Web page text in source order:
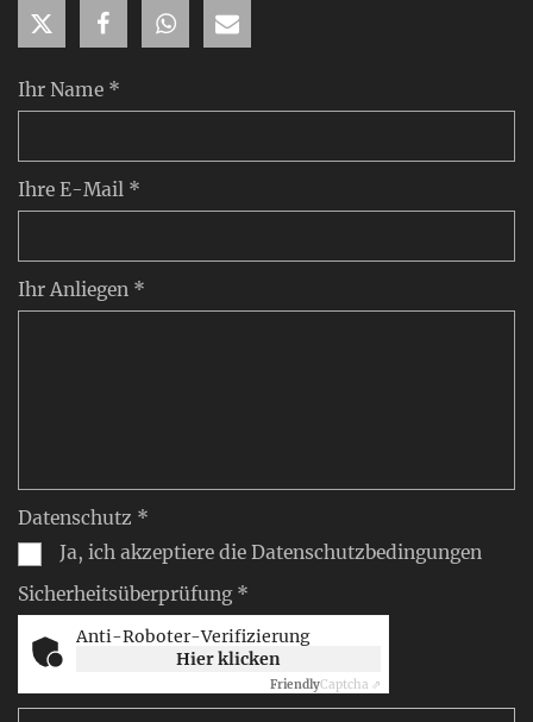
Ihr Name *
Ihre E-Mail *
Ihr Anliegen *
Datenschutz *
Ja, ich akzeptiere die Datenschutzbedingungen
Sicherheitsüberprüfung *
Anti-Roboter-Verifizierung
Hier klicken
FriendlyCaptcha ⇗